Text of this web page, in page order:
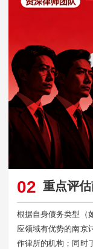
02 重点评
根据自身债务类型（
应领域有优势的南京
作律所的机构；同时